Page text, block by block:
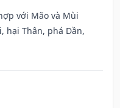
với Mão và Mùi
hại Thân, phá Dần,